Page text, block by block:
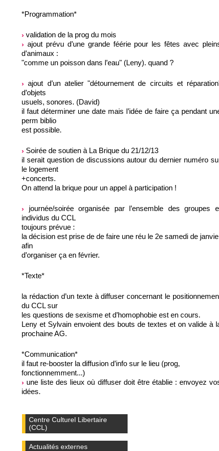
*Programmation*
validation de la prog du mois
ajout prévu d’une grande féérie pour les fêtes avec
d’animaux :
"comme un poisson dans l’eau" (Leny). quand ?
ajout d’un atelier "détournement de circuits et
d’objets
usuels, sonores. (David)
il faut déterminer une date mais l’idée de faire ça pendant
perm biblio
est possible.
Soirée de soutien à La Brique du 21/12/13
il serait question de discussions autour du dernier numéro
le logement
+concerts.
On attend la brique pour un appel à participation !
journée/soirée organisée par l’ensemble des groupes
individus du CCL
toujours prévue :
la décision est prise de de faire une réu le 2e samedi de
afin
d’organiser ça en février.
*Texte*
la rédaction d’un texte à diffuser concernant le
du CCL sur
les questions de sexisme et d’homophobie est en cours.
Leny et Sylvain envoient des bouts de textes et on valide à
prochaine AG.
*Communication*
il faut re-booster la diffusion d’info sur le lieu (prog,
fonctionnemment...)
une liste des lieux où diffuser doit être établie : envoyez
idées.
Centre Culturel Libertaire
(CCL)
Actualités externes